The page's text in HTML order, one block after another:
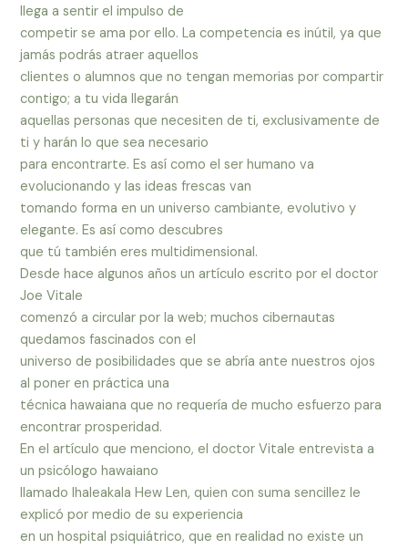
llega a sentir el impulso de
competir se ama por ello. La competencia es inútil, ya que
jamás podrás atraer aquellos
clientes o alumnos que no tengan memorias por compartir
contigo; a tu vida llegarán
aquellas personas que necesiten de ti, exclusivamente de
ti y harán lo que sea necesario
para encontrarte. Es así como el ser humano va
evolucionando y las ideas frescas van
tomando forma en un universo cambiante, evolutivo y
elegante. Es así como descubres
que tú también eres multidimensional.
Desde hace algunos años un artículo escrito por el doctor
Joe Vitale
comenzó a circular por la web; muchos cibernautas
quedamos fascinados con el
universo de posibilidades que se abría ante nuestros ojos
al poner en práctica una
técnica hawaiana que no requería de mucho esfuerzo para
encontrar prosperidad.
En el artículo que menciono, el doctor Vitale entrevista a
un psicólogo hawaiano
llamado Ihaleakala Hew Len, quien con suma sencillez le
explicó por medio de su experiencia
en un hospital psiquiátrico, que en realidad no existe un